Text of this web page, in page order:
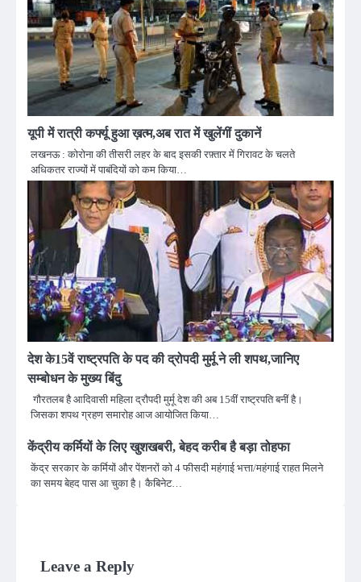
यूपी में रात्री कर्फ्यू हुआ ख़त्म,अब रात में खुलेंगीं दुकानें
लखनऊ : कोरोना की तीसरी लहर के बाद इसकी रफ़्तार में गिरावट के चलते
अधिकतर राज्यों में पाबंदियों को कम किया…
देश के15वें राष्ट्रपति के पद की द्रोपदी मुर्मू ने ली शपथ,जानिए
सम्बोधन के मुख्य बिंदु
गौरतलब है आदिवासी महिला द्रौपदी मुर्मू देश की अब 15वीं राष्ट्रपति बनीं है।
जिसका शपथ ग्रहण समारोह आज आयोजित किया…
केंद्रीय कर्मियों के लिए खुशखबरी, बेहद करीब है बड़ा तोहफा
केंद्र सरकार के कर्मियों और पेंशनरों को 4 फीसदी महंगाई भत्ता/महंगाई राहत मिलने
का समय बेहद पास आ चुका है। कैबिनेट…
Leave a Reply